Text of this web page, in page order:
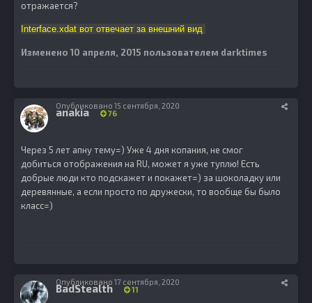
отражается?
Interface.xdat вот отвечает за внешний вид
Изменено 10 апреля, 2015 пользователем darktimes
anakia 76
Опубликовано 15 сентября, 2020
Через 5 лет апну тему=) Уже 4 дня копания, не смог
добиться отображения на RU, может я уже туплю! Есть
добрые люди кто подскажет и покажет=) за шоколадку или
деревянные, а если просто по дружески, то вообще бы было
класс=)
BadStealth 11
Опубликовано 17 сентября, 2020